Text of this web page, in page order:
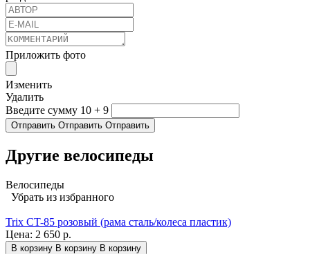
Приложить фото
Изменить
Удалить
Введите сумму 10 + 9
Отправить Отправить Отправить
Другие велосипеды
Велосипеды
Убрать из избранного
Trix CT-85 розовый (рама сталь/колеса пластик)
Цена: 2 650 р.
В корзину В корзину В корзину